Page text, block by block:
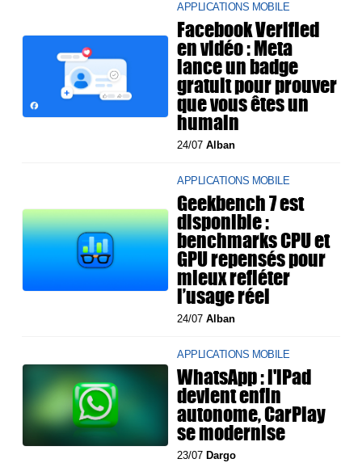
APPLICATIONS MOBILE
Facebook Verified
en vidéo : Meta
lance un badge
gratuit pour prouver
que vous êtes un
humain
24/07Alban
APPLICATIONS MOBILE
Geekbench 7 est
disponible :
benchmarks CPU et
GPU repensés pour
mieux refléter
l’usage réel
24/07Alban
APPLICATIONS MOBILE
WhatsApp : l'iPad
devient enfin
autonome, CarPlay
se modernise
23/07 Dargo